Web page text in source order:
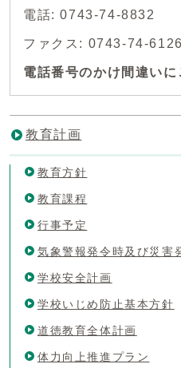
電話: 0743-74-8832
ファクス: 0743-74-6126
電話番号のかけ間違いに
教育計画
教育方針
教育課程
行事予定
気象警報発令時及び災害
学校安全計画
学校いじめ防止基本方針
道徳教育全体計画
体力向上推進プラン